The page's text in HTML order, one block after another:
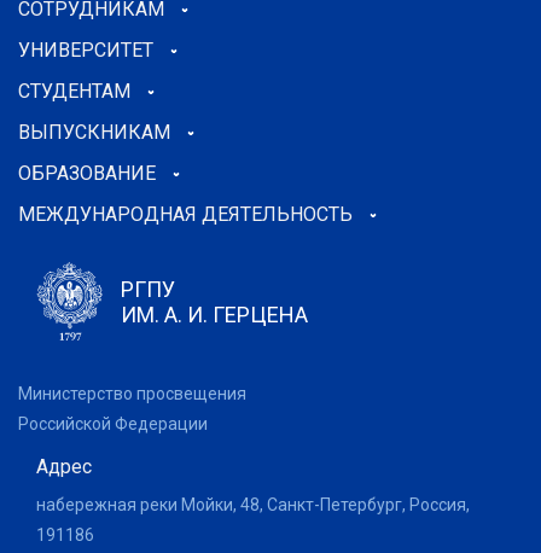
СОТРУДНИКАМ
УНИВЕРСИТЕТ
СТУДЕНТАМ
ВЫПУСКНИКАМ
ОБРАЗОВАНИЕ
МЕЖДУНАРОДНАЯ ДЕЯТЕЛЬНОСТЬ
РГПУ
ИМ. А. И. ГЕРЦЕНА
Министерство просвещения
Российской Федерации
Адрес
набережная реки Мойки, 48, Санкт-Петербург, Россия,
191186